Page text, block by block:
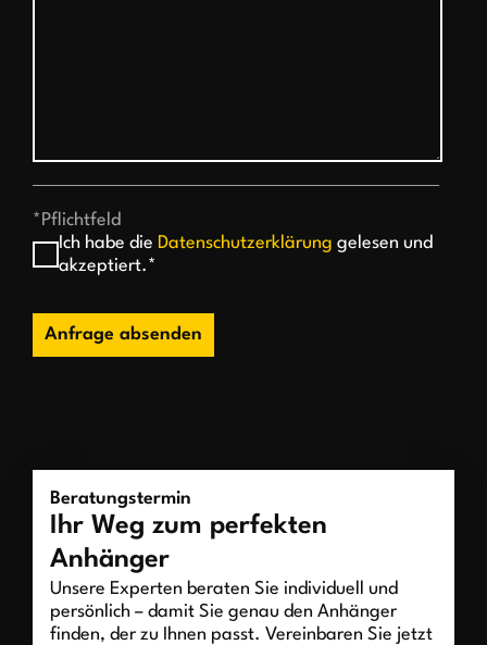
*Pflichtfeld
Ich habe die Datenschutzerklärung gelesen und
akzeptiert.*
Anfrage absenden
Beratungstermin
Ihr Weg zum perfekten
Anhänger
Unsere Experten beraten Sie individuell und
persönlich – damit Sie genau den Anhänger
finden, der zu Ihnen passt. Vereinbaren Sie jetzt